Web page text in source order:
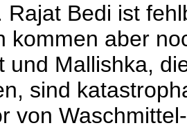
Rajat Bedi ist
kommen aber
und Mallishka,
sind
von